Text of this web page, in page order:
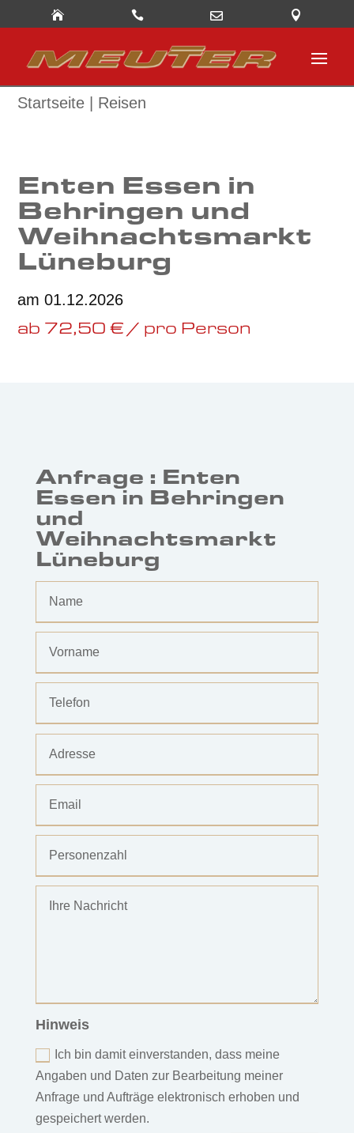
   
Startseite | Reisen
Enten Essen in
Behringen und
Weihnachtsmarkt
Lüneburg
am 01.12.2026
ab 72,50 € / pro Person
Anfrage : Enten
Essen in Behringen
und
Weihnachtsmarkt
Lüneburg
Hinweis
Ich bin damit einverstanden, dass meine
Angaben und Daten zur Bearbeitung meiner
Anfrage und Aufträge elektronisch erhoben und
gespeichert werden.